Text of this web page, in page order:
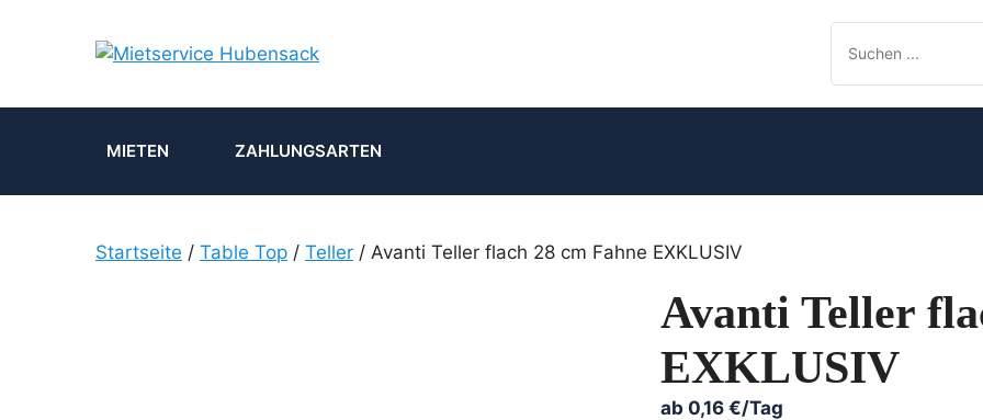
MIETEN ZAHLUNGSARTEN
Startseite / Table Top / Teller / Avanti Teller flach 28 cm Fahne EXKLUSIV
Avanti Teller
EXKLUSIV
ab 0,16 €/Tag